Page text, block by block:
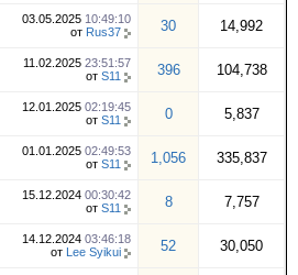
03.05.2025 10:49:10
от Rus37 30 14,992
11.02.2025 23:51:57
от S11 396 104,738
12.01.2025 02:19:45
от S11 0 5,837
01.01.2025 02:49:53
от S11 1,056 335,837
15.12.2024 00:30:42
от S11 8 7,757
14.12.2024 03:46:18
от Lee Syikui 52 30,050